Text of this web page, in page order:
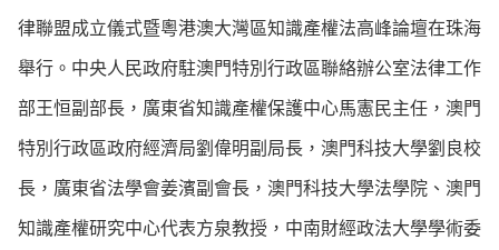
律聯盟成立儀式暨粵港澳大灣區知識產權法高峰論壇在珠海
舉行。中央人民政府駐澳門特別行政區聯絡辦公室法律工作
部王恒副部長，廣東省知識產權保護中心馬憲民主任，澳門
特別行政區政府經濟局劉偉明副局長，澳門科技大學劉良校
長，廣東省法學會姜濱副會長，澳門科技大學法學院、澳門
知識產權研究中心代表方泉教授，中南財經政法大學學術委